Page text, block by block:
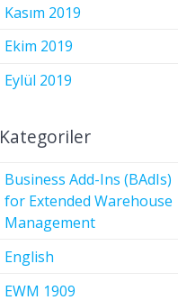
Kasım 2019
Ekim 2019
Eylül 2019
Kategoriler
Business Add-Ins (BAdIs)
for Extended Warehouse
Management
English
EWM 1909